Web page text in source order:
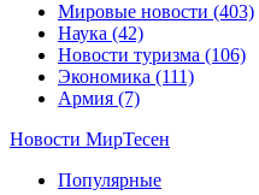
Мировые новости (403)
Наука (42)
Новости туризма (106)
Экономика (111)
Армия (7)
Новости МирТесен
Популярные